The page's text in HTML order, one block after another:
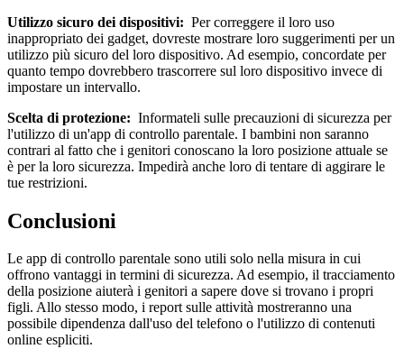
Utilizzo sicuro dei dispositivi: Per correggere il loro uso
inappropriato dei gadget, dovreste mostrare loro suggerimenti per un
utilizzo più sicuro del loro dispositivo. Ad esempio, concordate per
quanto tempo dovrebbero trascorrere sul loro dispositivo invece di
impostare un intervallo.
Scelta di protezione: Informateli sulle precauzioni di sicurezza per
l'utilizzo di un'app di controllo parentale. I bambini non saranno
contrari al fatto che i genitori conoscano la loro posizione attuale se
è per la loro sicurezza. Impedirà anche loro di tentare di aggirare le
tue restrizioni.
Conclusioni
Le app di controllo parentale sono utili solo nella misura in cui
offrono vantaggi in termini di sicurezza. Ad esempio, il tracciamento
della posizione aiuterà i genitori a sapere dove si trovano i propri
figli. Allo stesso modo, i report sulle attività mostreranno una
possibile dipendenza dall'uso del telefono o l'utilizzo di contenuti
online espliciti.